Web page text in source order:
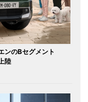
ンのBセグメント
陸